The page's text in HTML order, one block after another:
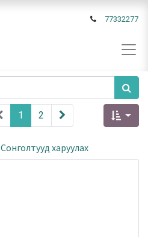
77332277
1 2
Сонголтууд харуулах